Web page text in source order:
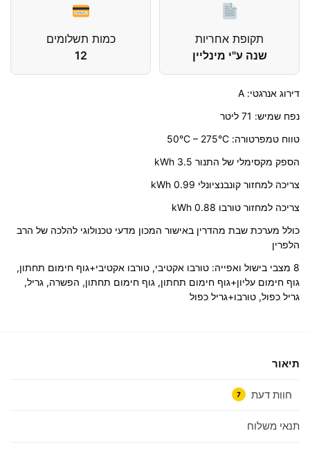
תקופת אחריות
שנה ע"י מינליין
כמות תשלומים
12
דירוג אנרגטי: A
נפח שמיש: 71 ליטר
טווח טמפרטורה: 50°C – 275°C
הספק מקסימלי של התנור 3.5 kWh
צריכה למחזור קונבנציונלי kWh 0.99
צריכה למחזור טורבו kWh 0.88
כולל מערכת שבת מהדרין באישור המכון מדעי טכנולוגי להלכה של הרב
הלפרין
8 מצבי בישול ואפייה: טורבו אקטיבי, טורבו אקטיבי+גוף חימום תחתון,
גוף חימום עליון+גוף חימום תחתון, גוף חימום תחתון, הפשרה, גריל,
גריל כפול, טורבו+גריל כפול
תיאור
חוות דעת 7
תנאי משלוח